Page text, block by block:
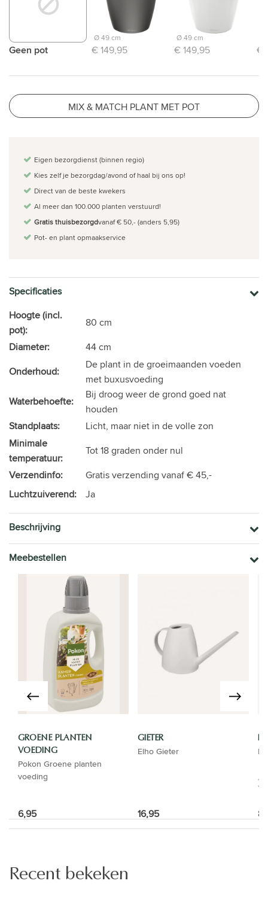
Geen pot € 149,95
Ø 49 cm
€ 149,95
Ø 49 cm
€
MIX & MATCH PLANT MET POT
Eigen bezorgdienst (binnen regio)
Kies zelf je bezorgdag/avond of haal bij ons op!
Direct van de beste kwekers
Al meer dan 100.000 planten verstuurd!
Gratis thuisbezorgdvanaf € 50,- (anders 5,95)
Pot- en plant opmaakservice
Specificaties
Hoogte (incl.
pot):
80 cm
Diameter:
44 cm
Onderhoud:
De plant in de groeimaanden voeden
met buxusvoeding
Waterbehoefte:
Bij droog weer de grond goed nat
houden
Standplaats:
Licht, maar niet in de volle zon
Minimale
temperatuur:
Tot 18 graden onder nul
Verzendinfo:
Gratis verzending vanaf € 45,-
Luchtzuiverend:
Ja
Beschrijving
Meebestellen
GROENE PLANTEN
VOEDING
Pokon Groene planten
voeding
6,95
GIETER
Elho Gieter
16,95
Recent bekeken